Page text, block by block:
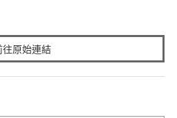
往原始連結